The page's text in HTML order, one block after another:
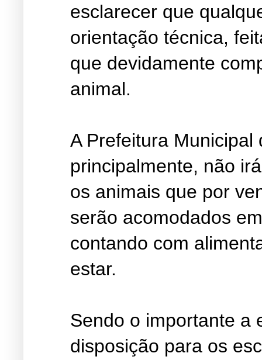
esclarecer que
orientação técnica,
que devidamente
animal.
A Prefeitura
principalmente, não
os animais que por
serão acomodados
contando com
estar.
Sendo o importante a
disposição para os